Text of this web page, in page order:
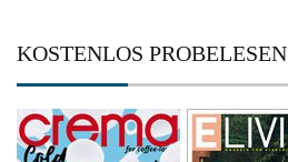
KOSTENLOS PROBELESEN